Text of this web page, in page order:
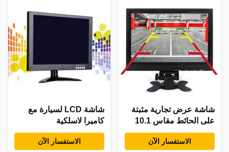
شاشة عرض تجارية مثبتة
على الحائط مقاس 10.1
بوصة بتقنية IPS
الاستفسار الآن
شاشة LCD لسيارة مع
كاميرا لاسلكية
الاستفسار الآن